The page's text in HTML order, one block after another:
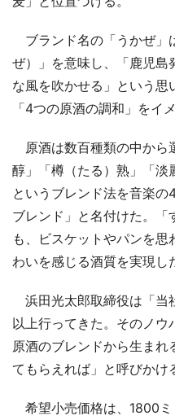
ブランド名の「うかぜ」
ぜ）」を意味し、「鹿児島
な風を吹かせる」という思
「4つの原酒の調和」をイ
原酒は数百種類の中から
醇」「樽（たる）熟」「淡
というブレンド法を音楽の
ブレンド」と名付けた。「
も、ビスケットやパンを
わいを感じる酒質を実現し
浜田光太郎取締役は「当
以上行ってきた。そのノウ
原酒のブレンドから生まれ
てもらえれば」と呼びかけ
希望小売価格は、1800